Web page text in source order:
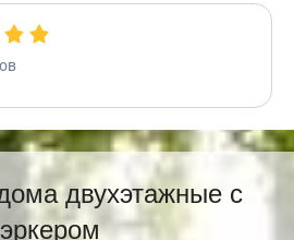
двухэтажные с
эркером